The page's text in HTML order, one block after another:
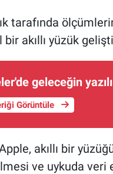
tarafında
akıllı yüzük
geleceğin
Görüntüle
akıllı bir
ve uykuda veri